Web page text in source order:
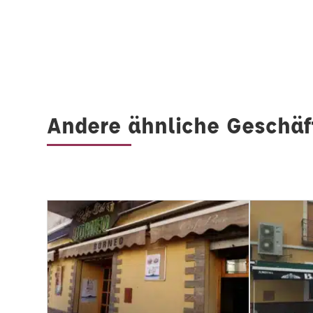
Andere ähnliche